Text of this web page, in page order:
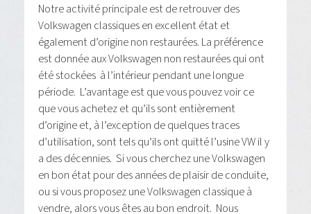
Notre activité principale est de retrouver des
Volkswagen classiques en excellent état et
également d’origine non restaurées. La préférence
est donnée aux Volkswagen non restaurées qui ont
été stockées à l’intérieur pendant une longue
période. L’avantage est que vous pouvez voir ce
que vous achetez et qu’ils sont entièrement
d’origine et, à l’exception de quelques traces
d’utilisation, sont tels qu’ils ont quitté l’usine VW il y
a des décennies. Si vous cherchez une Volkswagen
en bon état pour des années de plaisir de conduite,
ou si vous proposez une Volkswagen classique à
vendre, alors vous êtes au bon endroit. Nous